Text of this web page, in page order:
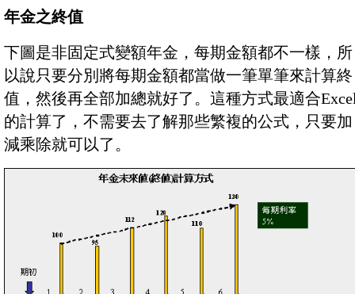
年金之終值
下圖是非固定式變額年金，每期金額都不一樣，所
以說只要分別將每期金額都當做一筆單筆來計算終
值，然後再全部加總就好了。這種方式最適合
的計算了，不需要去了解那些繁複的公式，只要加
減乘除就可以了。